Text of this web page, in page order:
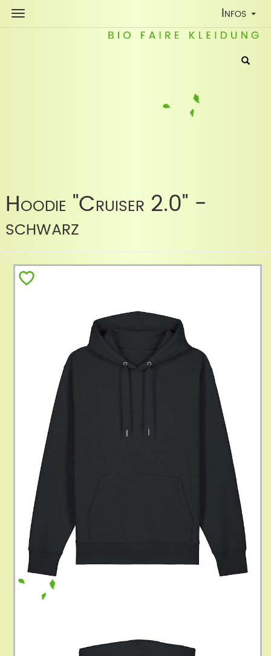
Toggle
Infos
Hoodie "Cruiser 2.0" -
schwarz